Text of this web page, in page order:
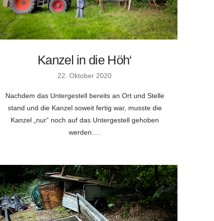
Kanzel in die Höh‘
22. Oktober 2020
Nachdem das Untergestell bereits an Ort und Stelle
stand und die Kanzel soweit fertig war, musste die
Kanzel „nur“ noch auf das Untergestell gehoben
werden….